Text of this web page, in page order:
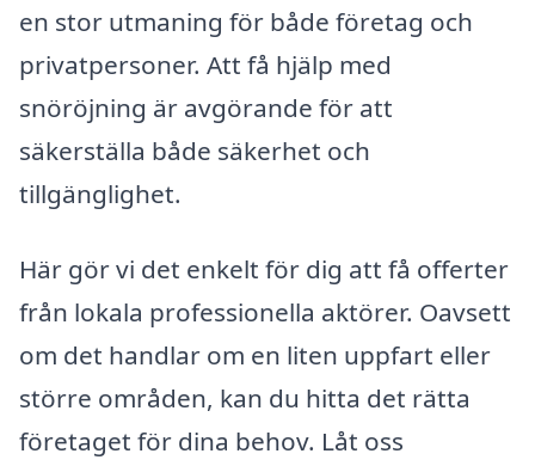
en stor utmaning för både företag och
privatpersoner. Att få hjälp med
snöröjning är avgörande för att
säkerställa både säkerhet och
tillgänglighet.
Här gör vi det enkelt för dig att få offerter
från lokala professionella aktörer. Oavsett
om det handlar om en liten uppfart eller
större områden, kan du hitta det rätta
företaget för dina behov. Låt oss